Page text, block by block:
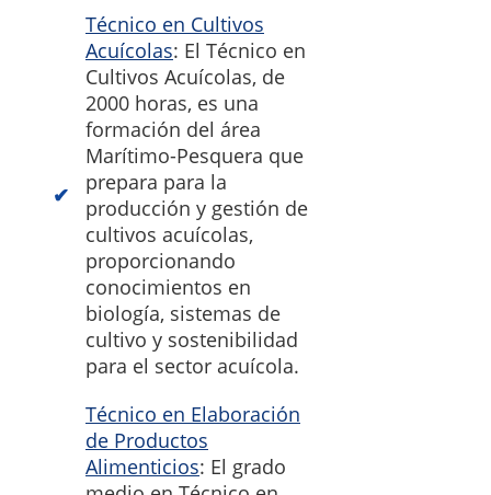
Técnico en Cultivos
Acuícolas: El Técnico en
Cultivos Acuícolas, de
2000 horas, es una
formación del área
Marítimo-Pesquera que
prepara para la
producción y gestión de
cultivos acuícolas,
proporcionando
conocimientos en
biología, sistemas de
cultivo y sostenibilidad
para el sector acuícola.
Técnico en Elaboración
de Productos
Alimenticios: El grado